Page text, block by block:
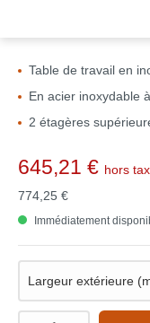
Table de travail en
En acier inoxydable
2 étagères
645,21 € hors
774,25 €
Immédiatement